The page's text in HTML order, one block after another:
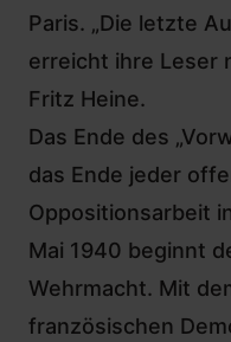
Paris. „Die letzte
erreicht ihre Leser
Fritz Heine.
Das Ende des
das Ende jeder
Oppositionsarbeit
Mai 1940 beginnt
Wehrmacht. Mit
französischen